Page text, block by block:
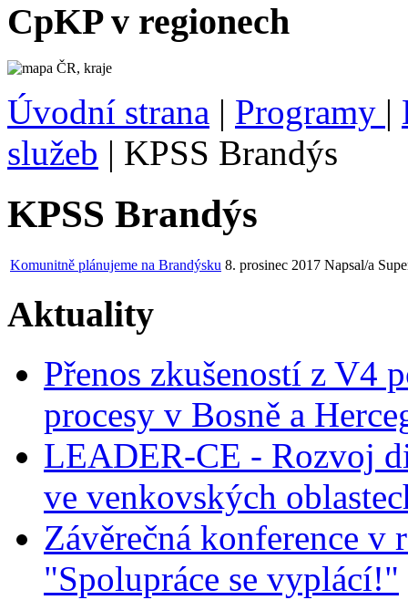
CpKP v regionech
Úvodní strana | Programy |
služeb | KPSS Brandýs
KPSS Brandýs
Komunitně plánujeme na Brandýsku 8. prosinec 2017 Napsal/a
Aktuality
Přenos zkušeností z V4
procesy v Bosně a
LEADER-CE - Rozvoj
ve venkovských
Závěrečná konference v
"Spolupráce se vyplácí!"